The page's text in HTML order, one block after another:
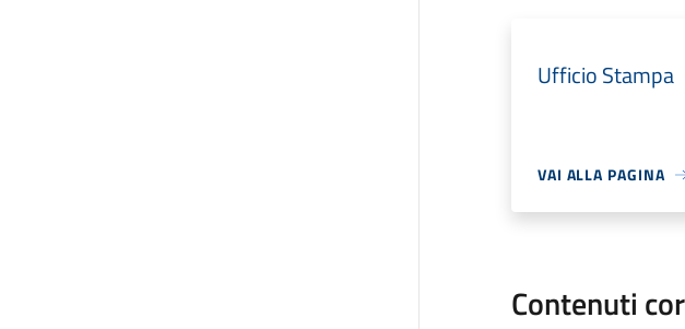
Ufficio Stampa
VAI ALLA PAGINA
Contenuti